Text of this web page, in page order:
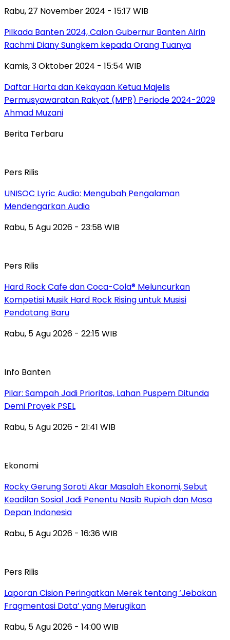
Rabu, 27 November 2024 - 15:17 WIB
Pilkada Banten 2024, Calon Gubernur Banten Airin
Rachmi Diany Sungkem kepada Orang Tuanya
Kamis, 3 Oktober 2024 - 15:54 WIB
Daftar Harta dan Kekayaan Ketua Majelis
Permusyawaratan Rakyat (MPR) Periode 2024-2029
Ahmad Muzani
Berita Terbaru
Pers Rilis
UNISOC Lyric Audio: Mengubah Pengalaman
Mendengarkan Audio
Rabu, 5 Agu 2026 - 23:58 WIB
Pers Rilis
Hard Rock Cafe dan Coca-Cola® Meluncurkan
Kompetisi Musik Hard Rock Rising untuk Musisi
Pendatang Baru
Rabu, 5 Agu 2026 - 22:15 WIB
Info Banten
Pilar: Sampah Jadi Prioritas, Lahan Puspem Ditunda
Demi Proyek PSEL
Rabu, 5 Agu 2026 - 21:41 WIB
Ekonomi
Rocky Gerung Soroti Akar Masalah Ekonomi, Sebut
Keadilan Sosial Jadi Penentu Nasib Rupiah dan Masa
Depan Indonesia
Rabu, 5 Agu 2026 - 16:36 WIB
Pers Rilis
Laporan Cision Peringatkan Merek tentang ‘Jebakan
Fragmentasi Data’ yang Merugikan
Rabu, 5 Agu 2026 - 14:00 WIB